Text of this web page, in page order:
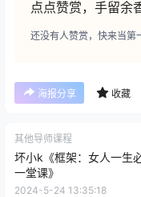
点点赞赏，手留余
还没有人赞赏，快来当第
海报分享 收藏
其他导师课程
坏小k《框架：女人一生
一堂课》
2024-5-24 13:35:18